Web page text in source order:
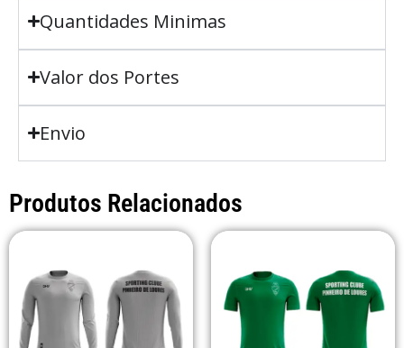
Quantidades Minimas
Valor dos Portes
Envio
Produtos Relacionados